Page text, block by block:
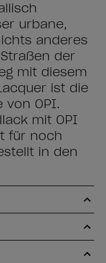
urbane,
anderes
der
mit diesem
ist die
von OPI.
mit OPI
für noch
in den